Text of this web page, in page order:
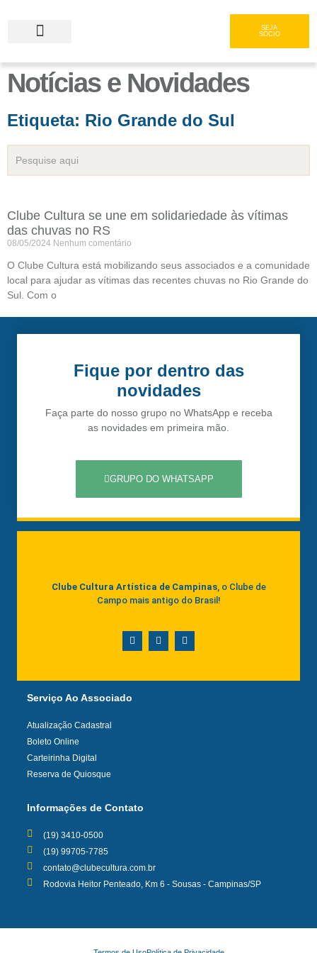
SEJA
SÓCIO
Notícias e Novidades
Etiqueta: Rio Grande do Sul
Clube Cultura se une em solidariedade às vítimas
das chuvas no RS
08/05/2024 Nenhum comentário
O Clube Cultura está mobilizando seus associados e a comunidade
local para ajudar as vítimas das recentes chuvas no Rio Grande do
Sul. Com o
Fique por dentro das
novidades
Faça parte do nosso grupo no WhatsApp e receba
as novidades em primeira mão.
GRUPO DO WHATSAPP
Clube Cultura Artística de Campinas, o Clube de
Campo mais antigo do Brasil!
Serviço Ao Associado
Atualização Cadastral
Boleto Online
Carteirinha Digital
Reserva de Quiosque
Informações de Contato
(19) 3410-0500
(19) 99705-7785
contato@clubecultura.com.br
Rodovia Heitor Penteado, Km 6 - Sousas - Campinas/SP